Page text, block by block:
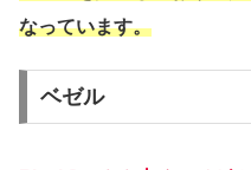
なっています。
ベゼル